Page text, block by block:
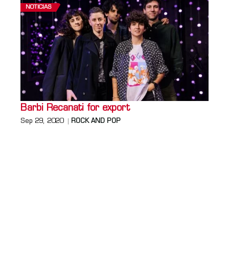
NOTICIAS
Barbi Recanati for export
Sep 29, 2020 ROCK AND POP